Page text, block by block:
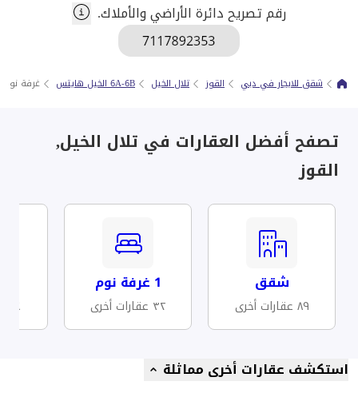
رقم تصريح دائرة الأراضي والأملاك.
شقق للايجار في دبي القوز تلال الخيل 6A-6B الخيل هايتس غرفة
تصفح أفضل العقارات في تلال الخيل,
القوز
شقق
٨٩ عقارات أخرى
1 غرفة نوم
٣٢ عقارات أخرى ٤٤ عقارات أخرى
استكشف عقارات أخرى مماثلة